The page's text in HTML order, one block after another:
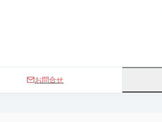
お問合せ